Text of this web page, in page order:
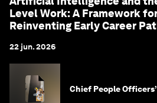
Level Work: A Framework
Reinventing Early Career
22 jun. 2026
Chief People